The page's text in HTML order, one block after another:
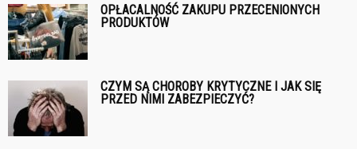
OPŁACALNOŚĆ ZAKUPU PRZECENIONYCH
PRODUKTÓW
CZYM SĄ CHOROBY KRYTYCZNE I JAK SIĘ
PRZED NIMI ZABEZPIECZYĆ?